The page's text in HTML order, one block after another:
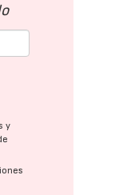
y